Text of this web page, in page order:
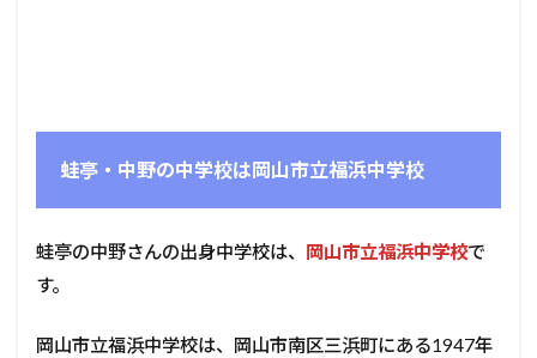
蛙亭・中野の中学校は岡山市立福浜中学校
蛙亭の中野さんの出身中学校は、 岡山市立福浜中学校で
す。
岡山市立福浜中学校は、岡山市南区三浜町にある1947年